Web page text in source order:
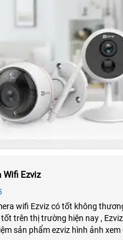
Wifi Ezviz
wifi Ezviz có tốt không
trên thị trường hiện nay ,
sản phẩm ezviz hình ảnh